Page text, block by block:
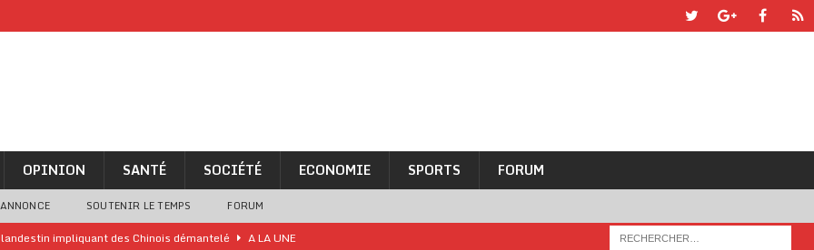
OPINION SANTÉ SOCIÉTÉ ECONOMIE SPORTS FORUM
SOUTENIR LE TEMPS FORUM
impliquant des Chinois démantelé
A LA UNE